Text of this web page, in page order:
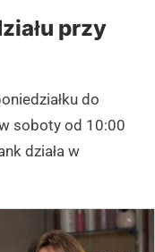
przy
do
soboty od 10:00
działa w